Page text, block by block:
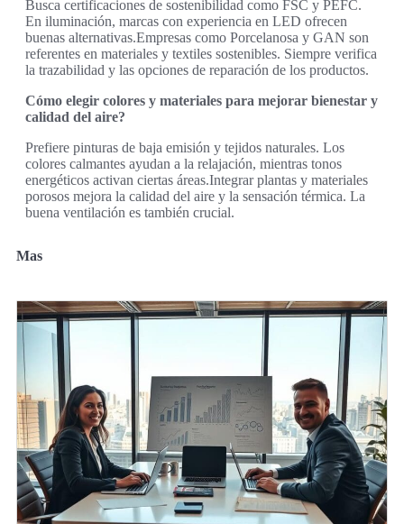
Busca certificaciones de sostenibilidad como FSC y PEFC.
En iluminación, marcas con experiencia en LED ofrecen
buenas alternativas.Empresas como Porcelanosa y GAN son
referentes en materiales y textiles sostenibles. Siempre verifica
la trazabilidad y las opciones de reparación de los productos.
Cómo elegir colores y materiales para mejorar bienestar y
calidad del aire?
Prefiere pinturas de baja emisión y tejidos naturales. Los
colores calmantes ayudan a la relajación, mientras tonos
energéticos activan ciertas áreas.Integrar plantas y materiales
porosos mejora la calidad del aire y la sensación térmica. La
buena ventilación es también crucial.
Mas